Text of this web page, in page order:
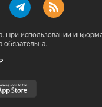
При использовании
обязательна.